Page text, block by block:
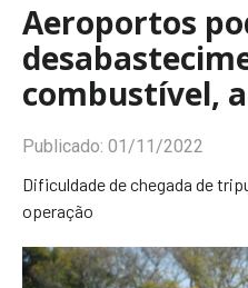
Aeroportos
combustível,
Publicado: 01/11/2022
Dificuldade de chegada de
operação